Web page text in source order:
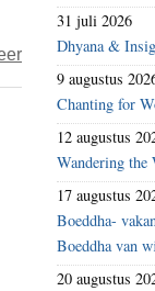
over
Boekbespreking
grenzeloos
31 juli 2026
Dhyana &
9 augustus
Chanting for
12 augustus
Wandering the
17 augustus
Boeddha-
Boeddha van
20 augustus